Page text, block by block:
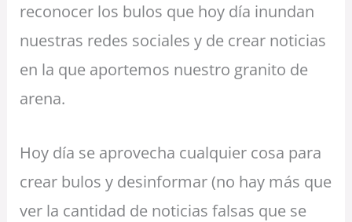
reconocer los bulos que hoy día inundan
nuestras redes sociales y de crear noticias
en la que aportemos nuestro granito de
arena.
Hoy día se aprovecha cualquier cosa para
crear bulos y desinformar (no hay más que
ver la cantidad de noticias falsas que se